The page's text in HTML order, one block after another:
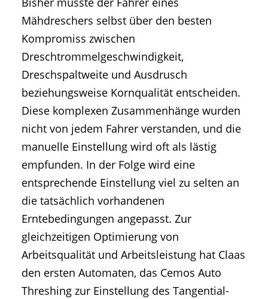
Mähdreschers selbst über den besten
Kompromiss zwischen
Dreschtrommelgeschwindigkeit,
Dreschspaltweite und Ausdrusch
beziehungsweise Kornqualität entscheiden.
Diese komplexen Zusammenhänge wurden
nicht von jedem Fahrer verstanden, und die
manuelle Einstellung wird oft als lästig
empfunden. In der Folge wird eine
entsprechende Einstellung viel zu selten an
die tatsächlich vorhandenen
Erntebedingungen angepasst. Zur
gleichzeitigen Optimierung von
Arbeitsqualität und Arbeitsleistung hat Claas
den ersten Automaten, das Cemos Auto
Threshing zur Einstellung des Tangential-